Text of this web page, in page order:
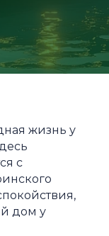
жизнь у
с
дом у